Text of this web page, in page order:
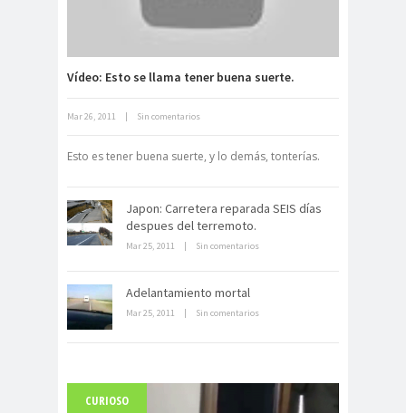
ciencia para triunfar en el comercio
Dentro de un manicomio
Vídeo: Esto se llama tener buena suerte.
Mar 26, 2011 | Sin comentarios
Esto es tener buena suerte, y lo demás, tonterías.
Japon: Carretera reparada SEIS días
despues del terremoto.
Mar 25, 2011 | Sin comentarios
Adelantamiento mortal
Mar 25, 2011 | Sin comentarios
CURIOSO